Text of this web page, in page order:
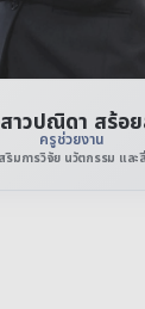
าวปณิดา สร้อ
ครูช่วยงาน
ริมการวิจัย นวัตกรรม และ